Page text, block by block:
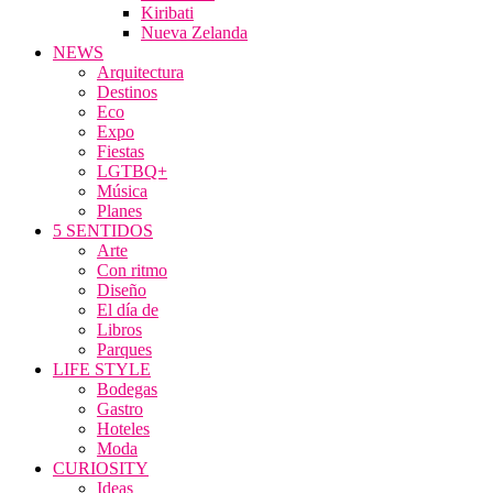
Kiribati
Nueva Zelanda
NEWS
Arquitectura
Destinos
Eco
Expo
Fiestas
LGTBQ+
Música
Planes
5 SENTIDOS
Arte
Con ritmo
Diseño
El día de
Libros
Parques
LIFE STYLE
Bodegas
Gastro
Hoteles
Moda
CURIOSITY
Ideas